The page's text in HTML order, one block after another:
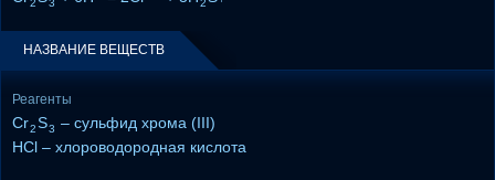
2 3 2
НАЗВАНИЕ ВЕЩЕСТВ
Реагенты
Cr2S3 – сульфид хрома (III)
HCl – хлороводородная кислота